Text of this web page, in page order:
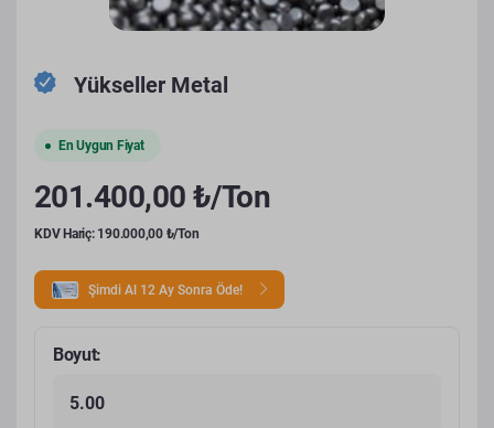
Yükseller Metal
En Uygun Fiyat
201.400,00 ₺/Ton
KDV Hariç: 190.000,00 ₺/Ton
Şimdi Al 12 Ay Sonra Öde!
Boyut:
5.00